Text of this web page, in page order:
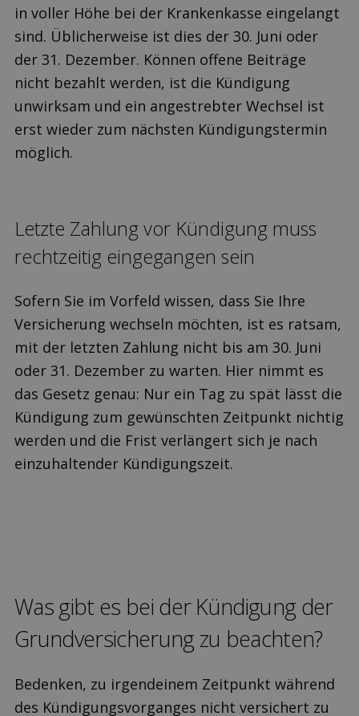
in voller Höhe bei der Krankenkasse eingelangt
sind. Üblicherweise ist dies der 30. Juni oder
der 31. Dezember. Können offene Beiträge
nicht bezahlt werden, ist die Kündigung
unwirksam und ein angestrebter Wechsel ist
erst wieder zum nächsten Kündigungstermin
möglich.
Letzte Zahlung vor Kündi­gung muss
rechtzeitig eingegangen sein
Sofern Sie im Vorfeld wissen, dass Sie Ihre
Versicherung wechseln möchten, ist es ratsam,
mit der letzten Zahlung nicht bis am 30. Juni
oder 31. Dezember zu warten. Hier nimmt es
das Gesetz genau: Nur ein Tag zu spät lässt die
Kündigung zum gewünschten Zeitpunkt nichtig
werden und die Frist verlängert sich je nach
einzuhaltender Kündigungszeit.
Was gibt es bei der Kündi­gung der
Grund­versicherung zu beachten?
Bedenken, zu irgendeinem Zeitpunkt während
des Kündigungsvorganges nicht versichert zu